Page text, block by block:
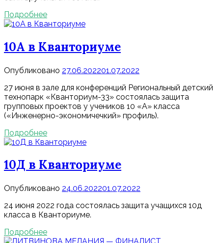
Подробнее
10А в Кванториуме
Опубликовано 27.06.202201.07.2022
27 июня в зале для конференций Региональный детский
технопарк «Кванториум-33» состоялась защита
групповых проектов у учеников 10 «А» класса
(«Инженерно-экономичечкий» профиль).
Подробнее
10Д в Кванториуме
Опубликовано 24.06.202201.07.2022
24 июня 2022 года состоялась защита учащихся 10д
класса в Кванториуме.
Подробнее